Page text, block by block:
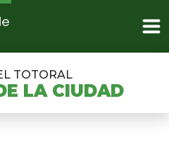
TOTORAL
LA CIUDAD